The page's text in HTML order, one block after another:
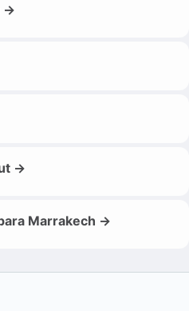
→
→
Marrakech →